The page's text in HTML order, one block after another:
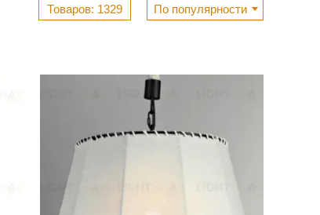
1329 По популярности